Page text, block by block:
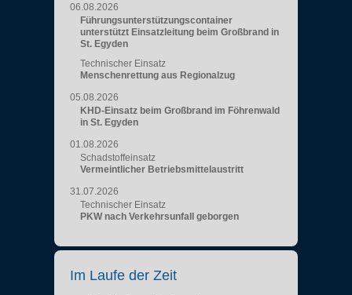
06.08.2026
Führungsunterstützungscontainer
unterstützt Einsatzleitung beim Großbrand in
St. Egyden
Technischer Einsatz
Menschenrettung aus Regionalzug
05.08.2026
KHD-Einsatz beim Großbrand im Föhrenwald
in St. Egyden
01.08.2026
Schadstoffeinsatz
Vermeintlicher Betriebsmittelaustritt
31.07.2026
Technischer Einsatz
PKW nach Verkehrsunfall geborgen
Im Laufe der Zeit